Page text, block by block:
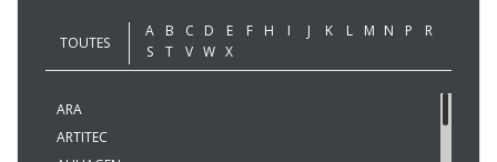
TOUTES
A B C D E F H I J K L M N P
R
S
T V W X
ARA
ARTITEC